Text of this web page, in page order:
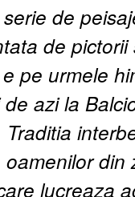
de
de
pe urmele
azi la
Traditia
lucreaza